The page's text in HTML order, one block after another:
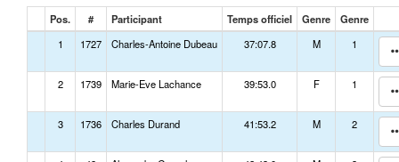
Pos. # Participant Temps officiel Genre
Genre
1
1727 Charles-Antoine Dubeau 37:07.8 M 1
2 1739 Marie-Eve Lachance 39:53.0 F 1
3 1736 Charles Durand 41:53.2 M 2